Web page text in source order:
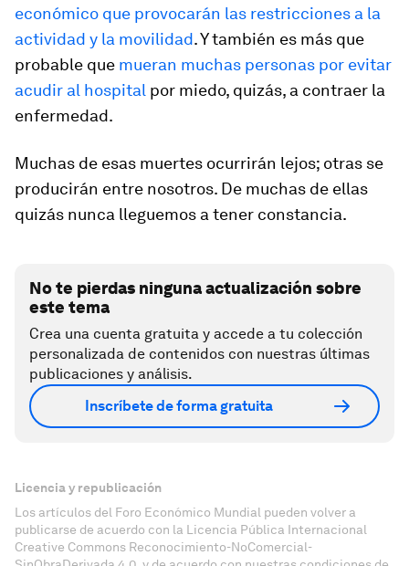
económico que provocarán las restricciones a la
actividad y la movilidad. Y también es más que
probable que mueran muchas personas por evitar
acudir al hospital por miedo, quizás, a contraer la
enfermedad.
Muchas de esas muertes ocurrirán lejos; otras se
producirán entre nosotros. De muchas de ellas
quizás nunca lleguemos a tener constancia.
No te pierdas ninguna actualización sobre
este tema
Crea una cuenta gratuita y accede a tu colección
personalizada de contenidos con nuestras últimas
publicaciones y análisis.
Inscríbete de forma gratuita
Licencia y republicación
Los artículos del Foro Económico Mundial pueden volver a
publicarse de acuerdo con la Licencia Pública Internacional
Creative Commons Reconocimiento-NoComercial-